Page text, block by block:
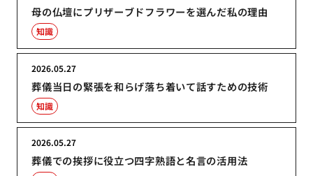
母の仏壇にプリザーブドフラワーを選んだ私の理由
知識
葬儀当日の緊張を和らげ落ち着いて話すための技術
2026.05.27
知識
葬儀での挨拶に役立つ四字熟語と名言の活用法
2026.05.27